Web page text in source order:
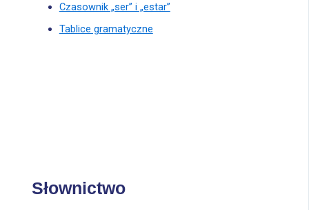
Czasownik „ser” i „estar”
Tablice gramatyczne
Słownictwo